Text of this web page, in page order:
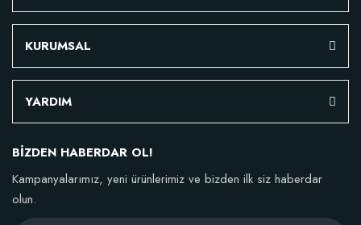
KURUMSAL
YARDIM
BİZDEN HABERDAR OL!
Kampanyalarımız, yeni ürünlerimiz ve bizden ilk siz haberdar
olun.